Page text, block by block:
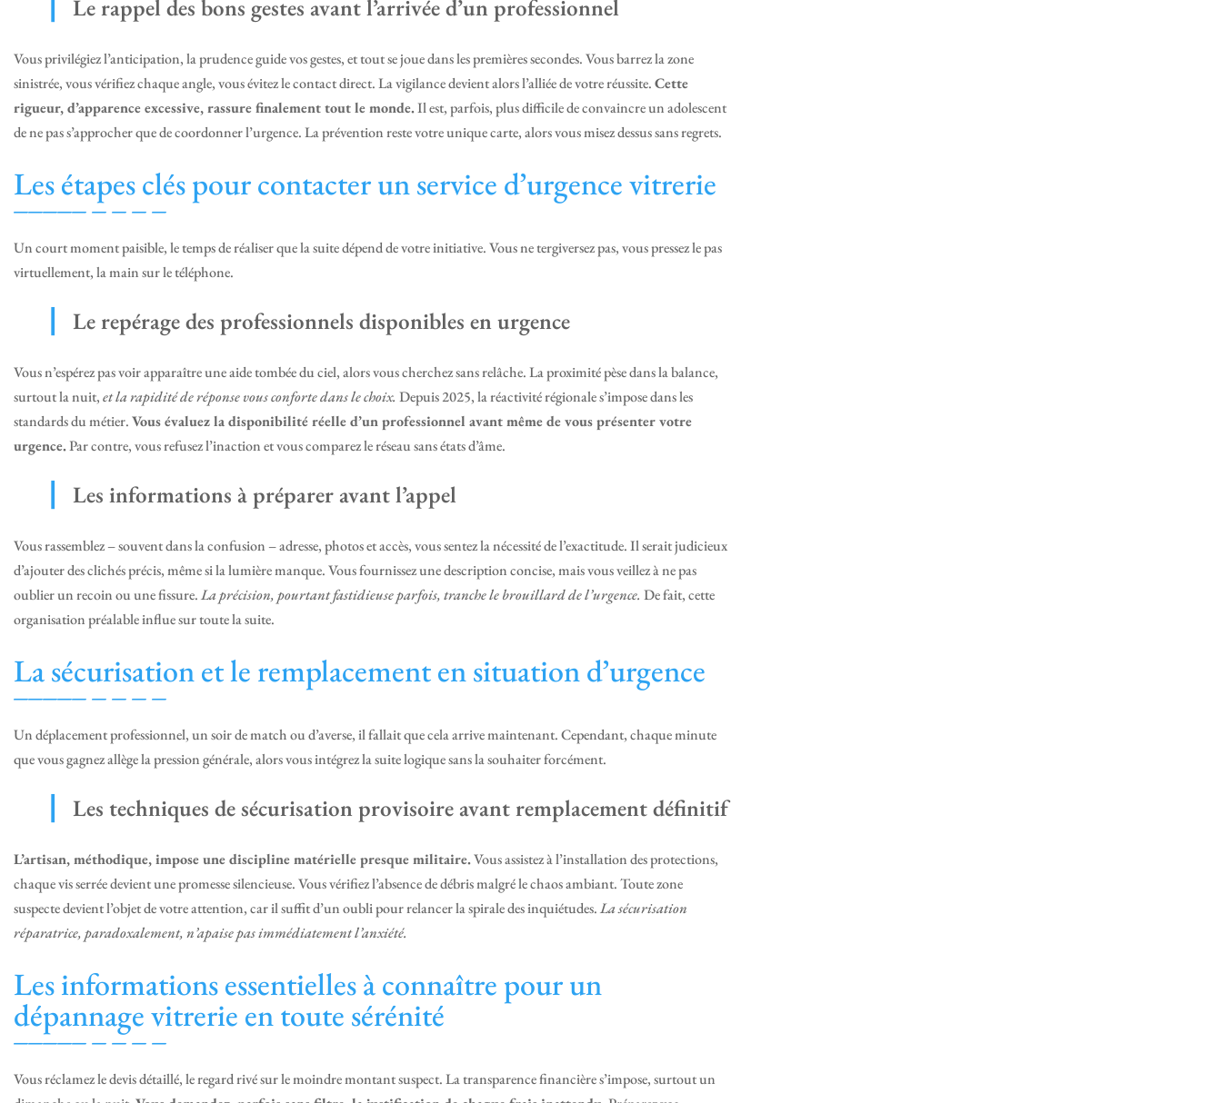
Le rappel des bons gestes avant l’arrivée d’un professionnel
Vous privilégiez l’anticipation, la prudence guide vos gestes, et tout se joue dans les premières secondes. Vous barrez la zone
sinistrée, vous vérifiez chaque angle, vous évitez le contact direct. La vigilance devient alors l’alliée de votre réussite.Cette
rigueur, d’apparence excessive, rassure finalement tout le monde.Il est, parfois, plus difficile de convaincre un adolescent
de ne pas s’approcher que de coordonner l’urgence. La prévention reste votre unique carte, alors vous misez dessus sans regrets.
Les étapes clés pour contacter un service d’urgence vitrerie
Un court moment paisible, le temps de réaliser que la suite dépend de votre initiative. Vous ne tergiversez pas, vous pressez le pas
virtuellement, la main sur le téléphone.
Le repérage des professionnels disponibles en urgence
Vous n’espérez pas voir apparaître une aide tombée du ciel, alors vous cherchez sans relâche. La proximité pèse dans la balance,
surtout la nuit,et la rapidité de réponse vous conforte dans le choix. Depuis 2025, la réactivité régionale s’impose dans les
standards du métier.Vous évaluez la disponibilité réelle d’un professionnel avant même de vous présenter votre
urgence.Par contre, vous refusez l’inaction et vous comparez le réseau sans états d’âme.
Les informations à préparer avant l’appel
Vous rassemblez – souvent dans la confusion – adresse, photos et accès, vous sentez la nécessité de l’exactitude. Il serait judicieux
d’ajouter des clichés précis, même si la lumière manque. Vous fournissez une description concise, mais vous veillez à ne pas
oublier un recoin ou une fissure.La précision, pourtant fastidieuse parfois, tranche le brouillard de l’urgence. De fait, cette
organisation préalable influe sur toute la suite.
La sécurisation et le remplacement en situation d’urgence
Un déplacement professionnel, un soir de match ou d’averse, il fallait que cela arrive maintenant. Cependant, chaque minute
que vous gagnez allège la pression générale, alors vous intégrez la suite logique sans la souhaiter forcément.
Les techniques de sécurisation provisoire avant remplacement définitif
L’artisan, méthodique, impose une discipline matérielle presque militaire.Vous assistez à l’installation des protections,
chaque vis serrée devient une promesse silencieuse. Vous vérifiez l’absence de débris malgré le chaos ambiant. Toute zone
suspecte devient l’objet de votre attention, car il suffit d’un oubli pour relancer la spirale des inquiétudes.La sécurisation
réparatrice, paradoxalement, n’apaise pas immédiatement l’anxiété.
Les informations essentielles à connaître pour un
dépannage vitrerie en toute sérénité
Vous réclamez le devis détaillé, le regard rivé sur le moindre montant suspect. La transparence financière s’impose, surtout un